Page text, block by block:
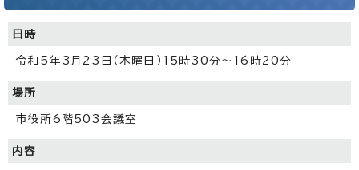
日時
令和5年3月23日（木曜日）15時30分～16時20分
場所
市役所6階503会議室
内容